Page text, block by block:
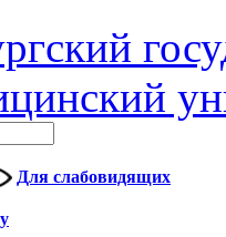
Для слабовидящих